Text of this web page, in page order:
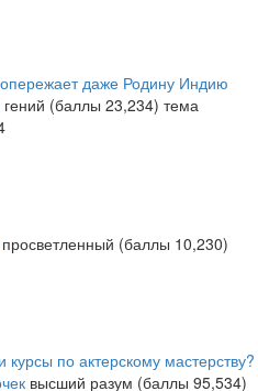
даже Родину Индию
гений (баллы 23,234) тема
просветленный (баллы 10,230)
по актерскому мастерству?
высший разум (баллы 95,534)